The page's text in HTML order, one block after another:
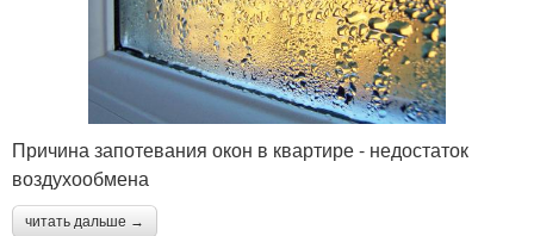
Причина запотевания окон в квартире - недостаток
воздухообмена
читать дальше →